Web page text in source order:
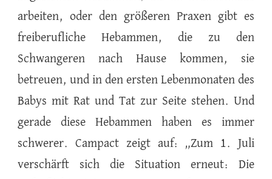
arbeiten, oder den größeren Praxen gibt es
freiberufliche Hebammen, die zu den
Schwangeren nach Hause kommen, sie
betreuen, und in den ersten Lebenmonaten des
Babys mit Rat und Tat zur Seite stehen. Und
gerade diese Hebammen haben es immer
schwerer. Campact zeigt auf: „Zum 1. Juli
verschärft sich die Situation erneut: Die